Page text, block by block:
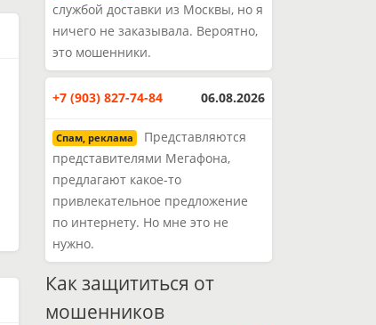
службой доставки из Москвы, но я
ничего не заказывала. Вероятно,
это мошенники.
+7 (903) 827-74-84 06.08.2026
Спам, реклама
Представляются
представителями Мегафона,
предлагают какое-то
привлекательное предложение
по интернету. Но мне это не
нужно.
Как защититься от
мошенников